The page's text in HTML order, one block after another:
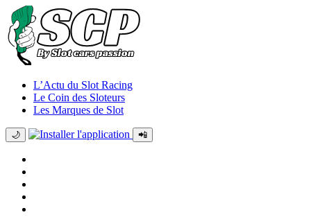
L’Actu du Slot Racing
Le Coin des Sloteurs
Les Marques de Slot
🌙 📲